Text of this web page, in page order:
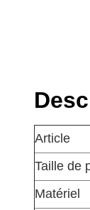
Article
Taille de
Matériel